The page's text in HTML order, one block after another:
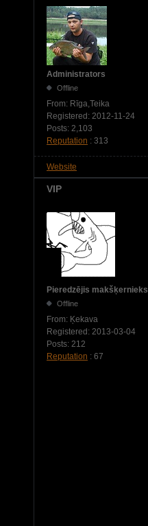
Administrators
Offline
From: Rīga,Teika
Registered: 2012-11-24
Posts: 2,103
Reputation : 313
Website
VIP
Pieredzējis makšķernieks
Offline
From: Ķekava
Registered: 2013-03-04
Posts: 212
Reputation : 67